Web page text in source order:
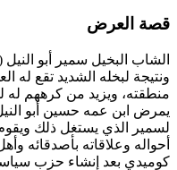
قصة العرض
الشاب البخيل سمير أبو
ونتيجة لبخله الشديد تقع له
منطقته، ويزيد من كرههم له
يمرض ابن عمه حسين أبو
لسمير الذي يستغل ذلك ويقوم
أحواله وعلاقاته بأصدقائه
كوميدي بعد إنشاء حزب